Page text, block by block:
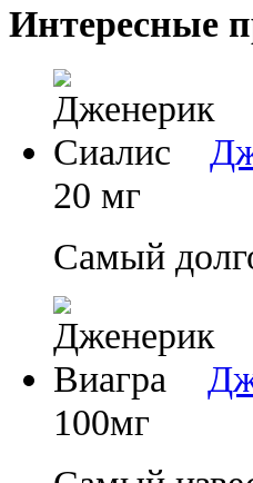
Интересные
20 мг
Самый
100мг